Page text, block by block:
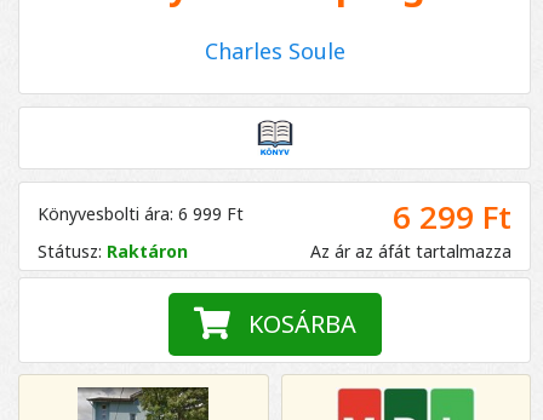
Charles Soule
Könyvesbolti ára: 6 999 Ft
Státusz: Raktáron
6 299 Ft
Az ár az áfát tartalmazza
KOSÁRBA